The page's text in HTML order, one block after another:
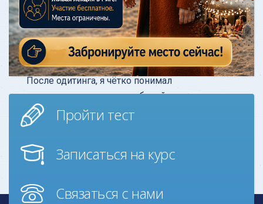
ОТЗЫВ - Дианетический одитинг
После одитинга, я чётко понимал
источник моих головных болей за
последний год — это было из-за
случая с велосипедом, хотя мне и
казалос
Пройти тест
Записаться на курс
Связаться с нами